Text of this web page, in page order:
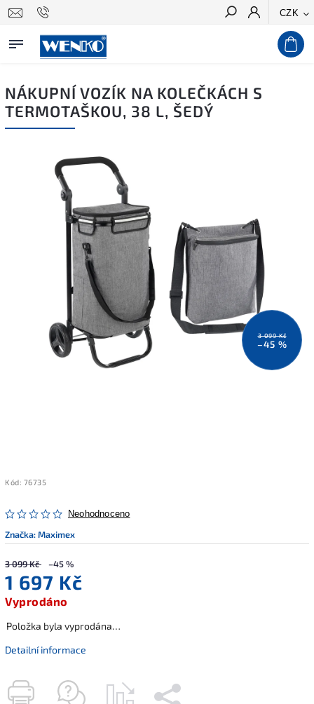
CZK
Hledat
NÁKUPNÍ VOZÍK NA KOLEČKÁCH S
TERMOTAŠKOU, 38 L, ŠEDÝ
3 099 Kč
–45 %
Kód: 76735
Neohodnoceno
Značka:Maximex
3 099 Kč –45 %
1 697 Kč
Vyprodáno
Položka byla vyprodána…
Detailní informace